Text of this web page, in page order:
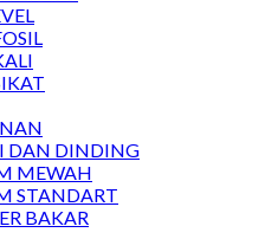
DAN DINDING
MEWAH
STANDART
BAKAR